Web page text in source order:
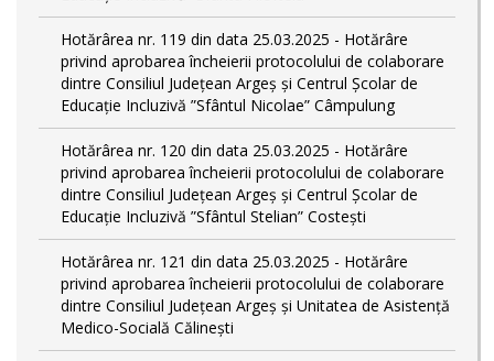
Hotărârea nr. 119 din data 25.03.2025 - Hotărâre
privind aprobarea încheierii protocolului de colaborare
dintre Consiliul Județean Argeș și Centrul Școlar de
Educație Incluzivă ”Sfântul Nicolae” Câmpulung
Hotărârea nr. 120 din data 25.03.2025 - Hotărâre
privind aprobarea încheierii protocolului de colaborare
dintre Consiliul Județean Argeș și Centrul Școlar de
Educație Incluzivă ”Sfântul Stelian” Costești
Hotărârea nr. 121 din data 25.03.2025 - Hotărâre
privind aprobarea încheierii protocolului de colaborare
dintre Consiliul Județean Argeș și Unitatea de Asistență
Medico-Socială Călinești